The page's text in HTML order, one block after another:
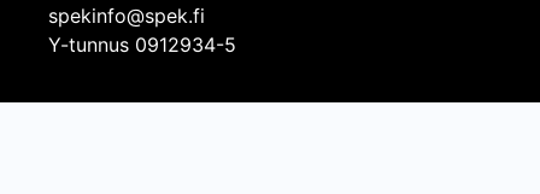
spekinfo@spek.fi
Y-tunnus 0912934-5